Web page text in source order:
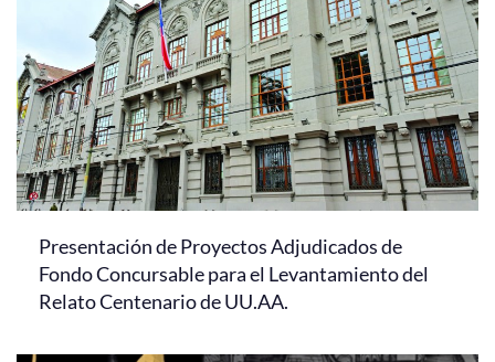
Presentación de Proyectos Adjudicados de
Fondo Concursable para el Levantamiento del
Relato Centenario de UU.AA.